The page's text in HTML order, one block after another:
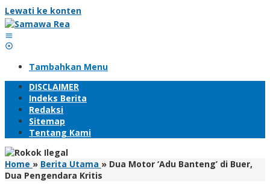
Lewati ke konten
Tambahkan Menu
DISCLAIMER
Indeks Berita
Redaksi
Sitemap
Tentang Kami
Home » Berita Utama » Dua Motor ‘Adu Banteng’ di Buer,
Dua Pengendara Kritis